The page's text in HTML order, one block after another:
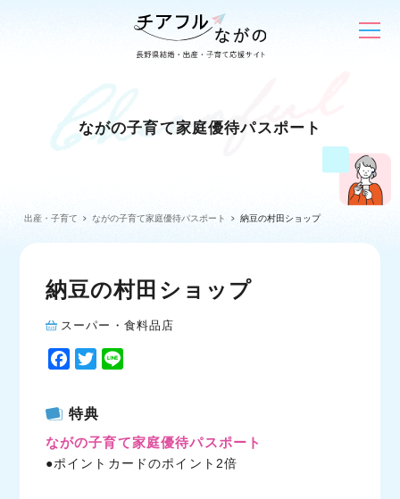
ながの子育て家庭優待パスポート
出産・子育て ながの子育て家庭優待パスポート 納豆の村田ショップ
納豆の村田ショップ
スーパー・食料品店
F
e
b
o
T
t
t
e
特典
ながの子育て家庭優待パスポート
●ポイントカードのポイント2倍